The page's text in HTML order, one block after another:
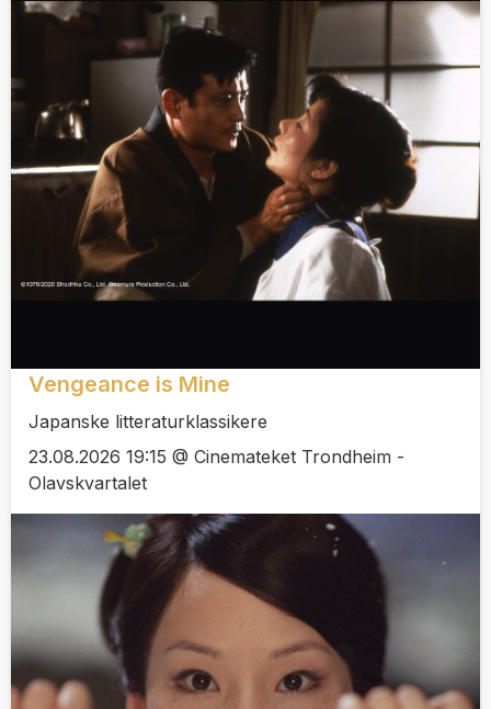
Vengeance is Mine
Japanske litteraturklassikere
23.08.2026 19:15 @ Cinemateket Trondheim -
Olavskvartalet